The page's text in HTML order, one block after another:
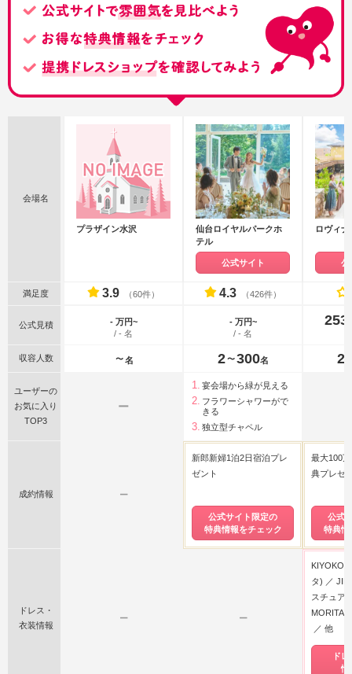
会場名
プラザイン水沢
仙台ロイヤルパークホ
テル
公式サイト
ロヴィ
公
満足度 3.9 （60件） 4.3 （426件）
公式見積
- 万円~
/ - 名
- 万円~
/ - 名
253
収容人数 〜 名 2 〜 300名 2
ユーザーの
お気に入り
TOP3
ー
宴会場から緑が見える
フラワーシャワーがで
きる
独立型チャペル
成約情報 ー
新郎新婦1泊2日宿泊プレ
ゼント
公式サイト限定の
特典情報をチェック
最大100
典プレゼ
公式
特典情
ドレス・
衣装情報
ー ー
KIYOKO
タ)
スチュア
MORITA
他
ド
情